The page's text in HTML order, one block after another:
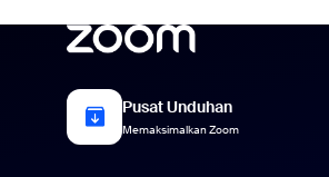
Pusat Unduhan
Memaksimalkan Zoom